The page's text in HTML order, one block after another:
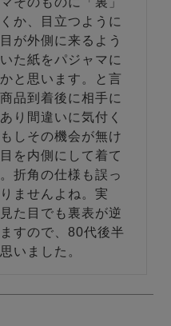
か、目立つように
が外側に来るよう
た紙をパジャマに
と思います。と言
品到着後に相手に
り間違いに気付く
しその機会が無け
を内側にして着て
折角の仕様も誤っ
ませんよね。実
た目でも裏表が逆
すので、80代後半
いました。